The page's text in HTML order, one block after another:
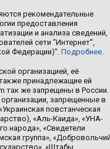
рекомендательные
предоставления
и анализа сведений,
сети "Интернет",
Федерации)". Подробнее.
организацией, её
принадлежащие ей
так же запрещены в России.
запрещенные в
повстанческая
«Аль-Каида», «УНА-
народа», «Свидетели
группа»,
«Штабы